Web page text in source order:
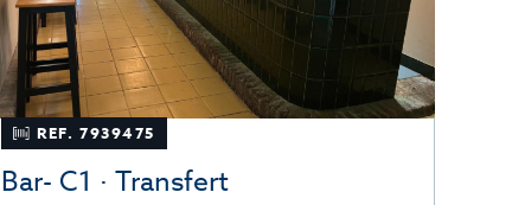
REF. 7939475
Bar- C1 · Transfert